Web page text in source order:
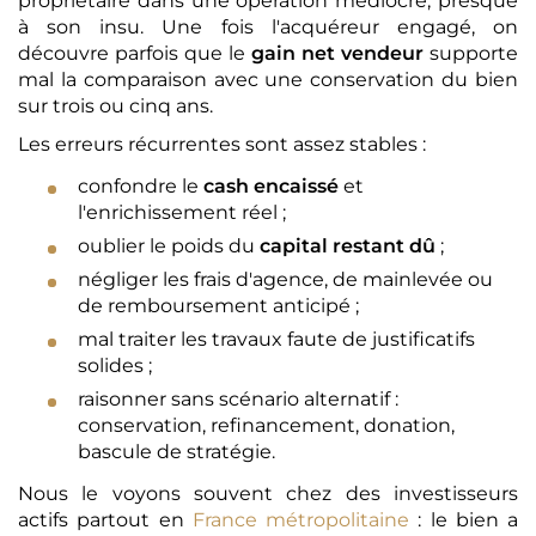
à son insu. Une fois l'acquéreur engagé, on
découvre parfois que le gain net vendeur supporte
mal la comparaison avec une conservation du bien
sur trois ou cinq ans.
Les erreurs récurrentes sont assez stables :
confondre le cash encaissé et
l'enrichissement réel ;
oublier le poids du capital restant dû ;
négliger les frais d'agence, de mainlevée ou
de remboursement anticipé ;
mal traiter les travaux faute de justificatifs
solides ;
raisonner sans scénario alternatif :
conservation, refinancement, donation,
bascule de stratégie.
Nous le voyons souvent chez des investisseurs
actifs partout en France métropolitaine : le bien a